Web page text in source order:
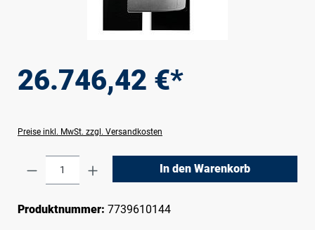
26.746,42 €*
Preise inkl. MwSt. zzgl. Versandkosten
Produkt Anzahl: Gib den gewünschten
In den Warenkorb
Produktnummer: 7739610144